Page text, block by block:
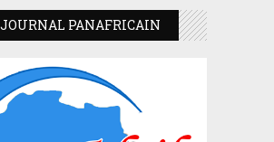
PANAFRICAIN